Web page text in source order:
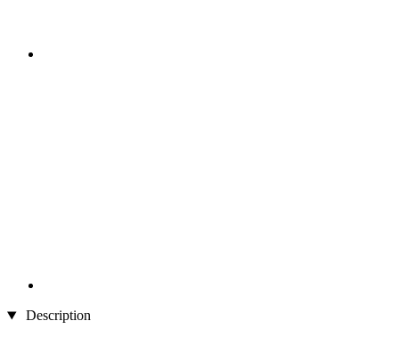
Description